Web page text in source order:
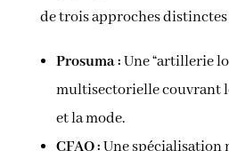
de trois approches distinctes
Prosuma :Une “artillerie
multisectorielle couvrant
et la mode.
CFAO :Une spécialisation